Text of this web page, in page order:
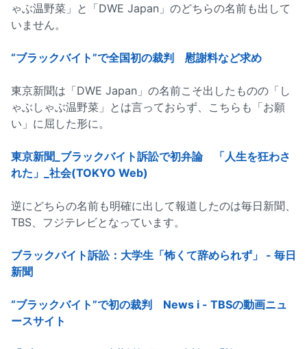
ゃぶ温野菜」と「DWE Japan」のどちらの名前も出して
いません。
“ブラックバイト”で全国初の裁判 慰謝料など求め
東京新聞は「DWE Japan」の名前こそ出したものの「し
ゃぶしゃぶ温野菜」とは言っておらず、こちらも「お願
い」に屈した形に。
東京新聞_ブラックバイト訴訟で初弁論 「人生を狂わさ
れた」_社会(TOKYO Web)
逆にどちらの名前も明確に出して報道したのは毎日新聞、
TBS、フジテレビとなっています。
ブラックバイト訴訟：大学生「怖くて辞められず」 - 毎日
新聞
“ブラックバイト”で初の裁判 News i - TBSの動画ニュ
ースサイト